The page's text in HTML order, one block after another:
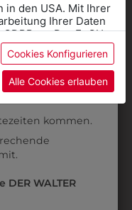
696K80W37780
LATZSCHÜRZE
€ 39,90
in den USA. Mit Ihrer
Ihrer Daten
zu. Der EuGH
Datenschutz
US-Behörden
überwachen.
Cookies Konfigurieren
Alle Cookies erlauben
in der
auswählen.
Termin buchen
kommen.
WALTER